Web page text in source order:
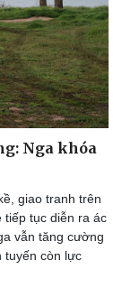
Nga khóa
giao tranh trên
tiếp tục diễn ra ác
vẫn tăng cường
tuyến còn lực